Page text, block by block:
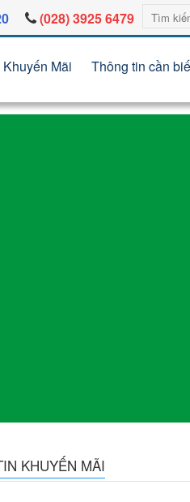
(028) 3925 6479
Khuyến Mãi Thông tin cần
KHUYẾN MÃI